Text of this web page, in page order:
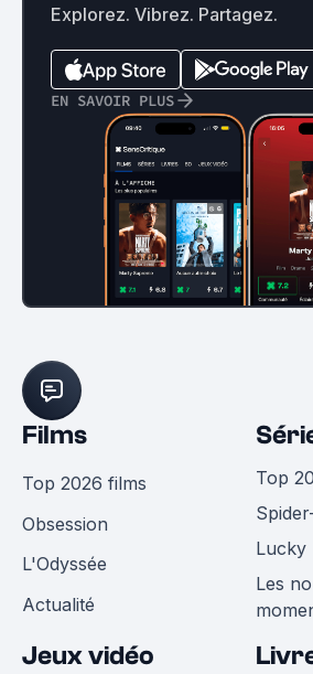
Explorez. Vibrez. Partagez.
EN SAVOIR PLUS
Films
Top 2026 films
Obsession
L'Odyssée
Actualité
Top
Lucky
Les
Jeux vidéo